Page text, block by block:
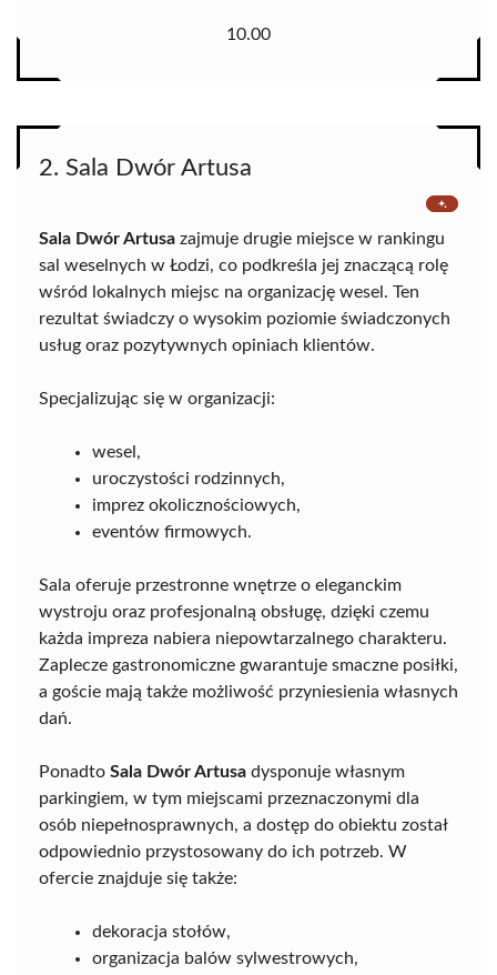
10.00
2. Sala Dwór Artusa
Sala Dwór Artusa zajmuje drugie miejsce w rankingu
sal weselnych w Łodzi, co podkreśla jej znaczącą rolę
wśród lokalnych miejsc na organizację wesel. Ten
rezultat świadczy o wysokim poziomie świadczonych
usług oraz pozytywnych opiniach klientów.
Specjalizując się w organizacji:
wesel,
uroczystości rodzinnych,
imprez okolicznościowych,
eventów firmowych.
Sala oferuje przestronne wnętrze o eleganckim
wystroju oraz profesjonalną obsługę, dzięki czemu
każda impreza nabiera niepowtarzalnego charakteru.
Zaplecze gastronomiczne gwarantuje smaczne posiłki,
a goście mają także możliwość przyniesienia własnych
dań.
Ponadto Sala Dwór Artusa dysponuje własnym
parkingiem, w tym miejscami przeznaczonymi dla
osób niepełnosprawnych, a dostęp do obiektu został
odpowiednio przystosowany do ich potrzeb. W
ofercie znajduje się także:
dekoracja stołów,
organizacja balów sylwestrowych,